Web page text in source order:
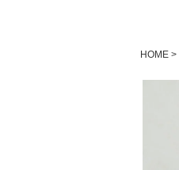
HOME